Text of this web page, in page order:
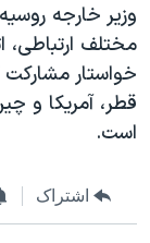
همایش
صفحه‌های ویژه
سفر پرزیدنت
وزیر خارجه
مختلف
خواستار مشارکت
قطر، آمریکا و
است.
اشتراک